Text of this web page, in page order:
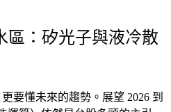
區：矽光子與液冷散
要懂未來的趨勢。展望 2026 到